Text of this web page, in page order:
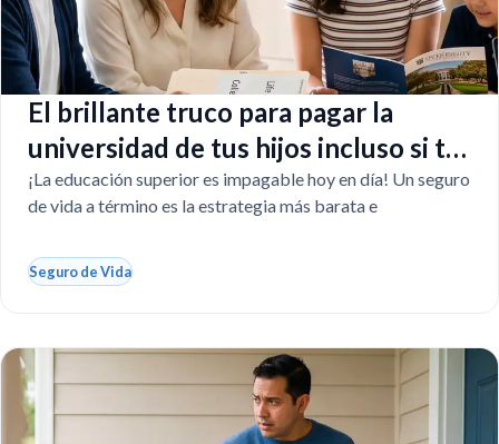
El brillante truco para pagar la
universidad de tus hijos incluso si tú
faltas
¡La educación superior es impagable hoy en día! Un seguro
de vida a término es la estrategia más barata e
Seguro de Vida